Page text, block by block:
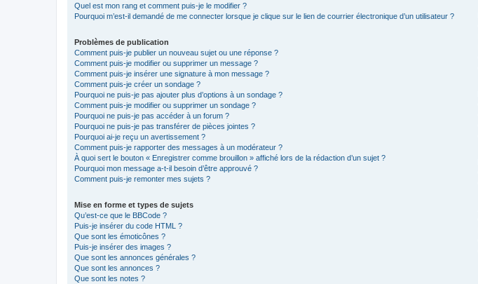
Quel est mon rang et comment puis-je le modifier ?
Pourquoi m’est-il demandé de me connecter lorsque je clique sur le lien de courrier électronique d’un utilisateur ?
Problèmes de publication
Comment puis-je publier un nouveau sujet ou une réponse ?
Comment puis-je modifier ou supprimer un message ?
Comment puis-je insérer une signature à mon message ?
Comment puis-je créer un sondage ?
Pourquoi ne puis-je pas ajouter plus d’options à un sondage ?
Comment puis-je modifier ou supprimer un sondage ?
Pourquoi ne puis-je pas accéder à un forum ?
Pourquoi ne puis-je pas transférer de pièces jointes ?
Pourquoi ai-je reçu un avertissement ?
Comment puis-je rapporter des messages à un modérateur ?
À quoi sert le bouton « Enregistrer comme brouillon » affiché lors de la rédaction d’un sujet ?
Pourquoi mon message a-t-il besoin d’être approuvé ?
Comment puis-je remonter mes sujets ?
Mise en forme et types de sujets
Qu’est-ce que le BBCode ?
Puis-je insérer du code HTML ?
Que sont les émoticônes ?
Puis-je insérer des images ?
Que sont les annonces générales ?
Que sont les annonces ?
Que sont les notes ?